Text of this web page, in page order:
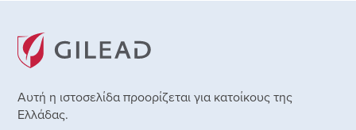
Αυτή η ιστοσελίδα προορίζεται για κατοίκους της
Ελλάδας.